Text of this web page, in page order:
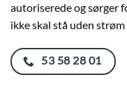
autoriserede og sørger
ikke skal stå uden
53 58 28 01